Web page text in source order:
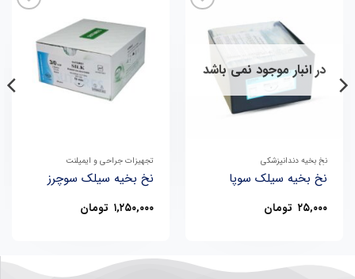
در انبار موجود نمی باشد
نخ بخیه دندانپزشکی
نخ بخیه سیلک سوپا
۲۵,۰۰۰ تومان
تجهیزات جراحی و ایمپلنت
نخ بخیه سیلک سوچرز
۱,۲۵۰,۰۰۰ تومان